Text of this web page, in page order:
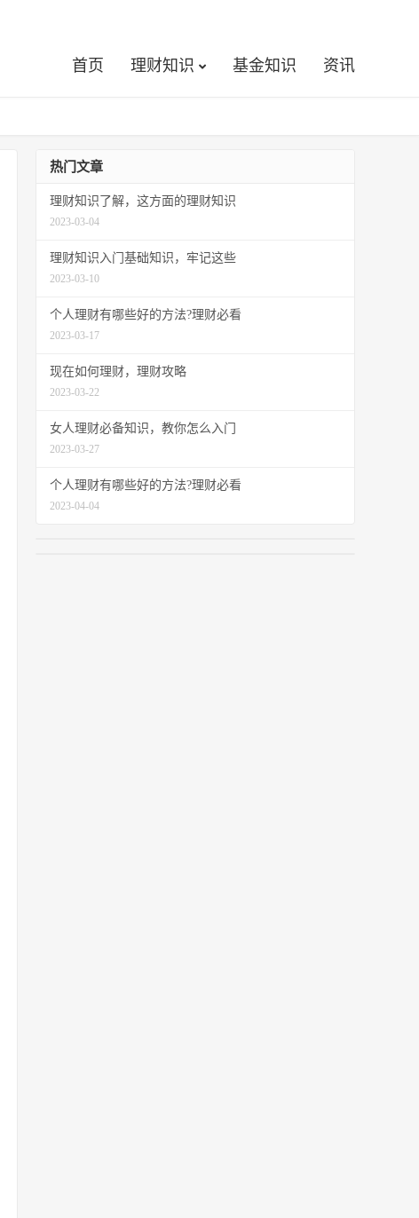
首页 理财知识 基金知识 资讯
热门文章
理财知识了解，这方面的理财知识
2023-03-04
理财知识入门基础知识，牢记这些
2023-03-10
个人理财有哪些好的方法?理财必看
2023-03-17
现在如何理财，理财攻略
2023-03-22
女人理财必备知识，教你怎么入门
2023-03-27
个人理财有哪些好的方法?理财必看
2023-04-04